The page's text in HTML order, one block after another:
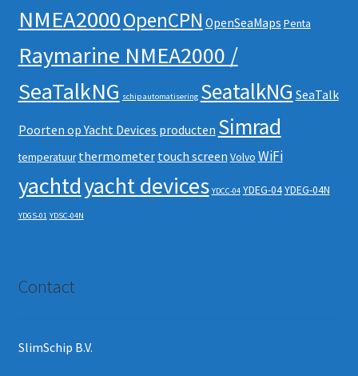
NMEA2000OpenCPN OpenSeaMaps Penta
Raymarine NMEA2000 /
SeaTalkNG schip automatisering SeatalkNG SeaTalk
Poorten op Yacht Devices producten Simrad
temperatuur thermometer touch screen Volvo WiFi
yachtdyacht devices YDCC-04 YDEG-04YDEG-04N
YDGS-01 YDSC-04N
Contact
SlimSchip B.V.